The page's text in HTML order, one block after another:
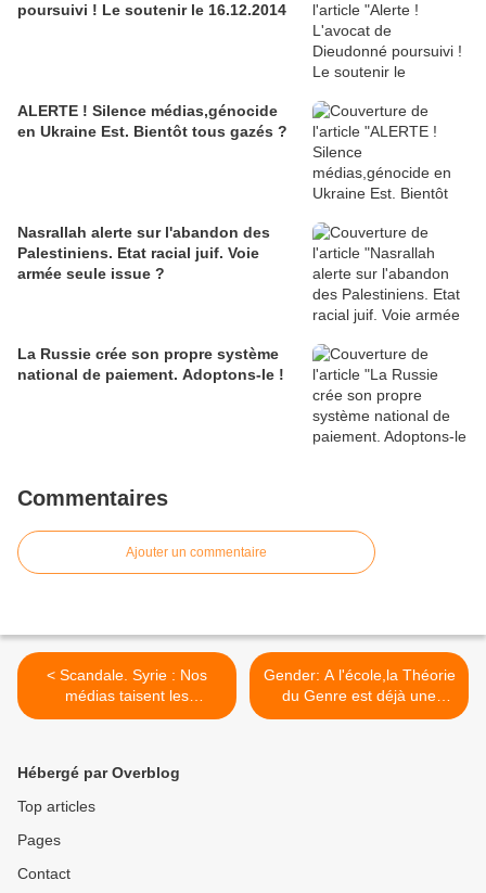
poursuivi ! Le soutenir le 16.12.2014
ALERTE ! Silence médias,génocide
en Ukraine Est. Bientôt tous gazés ?
Nasrallah alerte sur l'abandon des
Palestiniens. Etat racial juif. Voie
armée seule issue ?
La Russie crée son propre système
national de paiement. Adoptons-le !
Commentaires
Ajouter un commentaire
< Scandale. Syrie : Nos
médias taisent les
massacres opérés par les
Gender: A l'école,la Théorie
du Genre est déjà une
réalité. Alerte,on vous ment!
Hébergé par Overblog
Top articles
Pages
Contact